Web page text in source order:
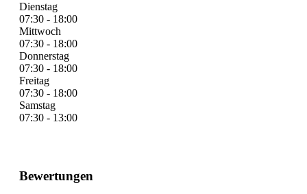
Dienstag
07:30 - 18:00
Mittwoch
07:30 - 18:00
Donnerstag
07:30 - 18:00
Freitag
07:30 - 18:00
Samstag
07:30 - 13:00
Bewertungen